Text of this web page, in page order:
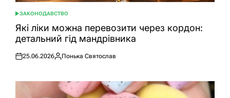
ОПУБЛІКУВАТИ
У
ЗАКОНОДАВСТВО
Які ліки можна перевозити через кордон:
детальний гід мандрівника
Оприлюднено
25.06.2026
Опубліковано
Понька Святослав